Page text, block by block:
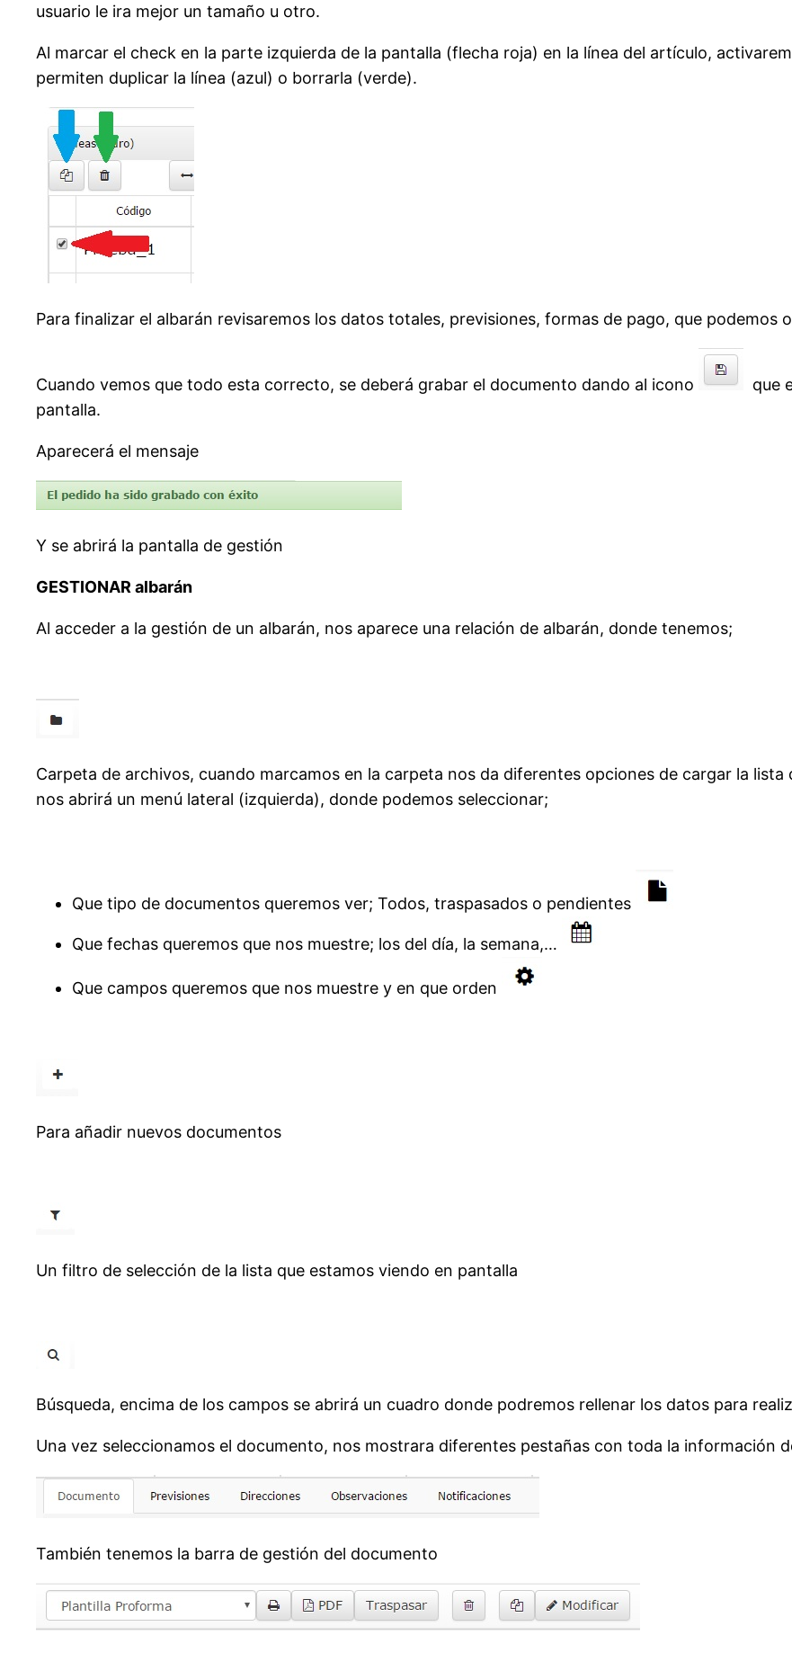
usuario le ira mejor un tamaño u otro.
Al marcar el check en la parte izquierda de la pantalla (flecha roja) en la línea del artículo,
permiten duplicar la línea (azul) o borrarla (verde).
Para finalizar el albarán revisaremos los datos totales, previsiones, formas de pago, que podemos
Cuando vemos que todo esta correcto, se deberá grabar el documento dando al icono
que
pantalla.
Aparecerá el mensaje
Y se abrirá la pantalla de gestión
GESTIONAR albarán
Al acceder a la gestión de un albarán, nos aparece una relación de albarán, donde tenemos;
Carpeta de archivos, cuando marcamos en la carpeta nos da diferentes opciones de cargar la
nos abrirá un menú lateral (izquierda), donde podemos seleccionar;
Que tipo de documentos queremos ver; Todos, traspasados o pendientes
Que fechas queremos que nos muestre; los del día, la semana,…
Que campos queremos que nos muestre y en que orden
Para añadir nuevos documentos
Un filtro de selección de la lista que estamos viendo en pantalla
Búsqueda, encima de los campos se abrirá un cuadro donde podremos rellenar los datos para
Una vez seleccionamos el documento, nos mostrara diferentes pestañas con toda la información
También tenemos la barra de gestión del documento